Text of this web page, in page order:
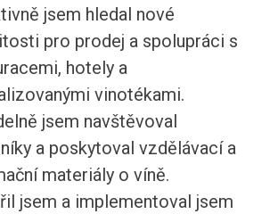
jsem hledal nové
pro prodej a spolupráci s
hotely a
vinotékami.
jsem navštěvoval
a poskytoval vzdělávací a
materiály o víně.
jsem a implementoval jsem